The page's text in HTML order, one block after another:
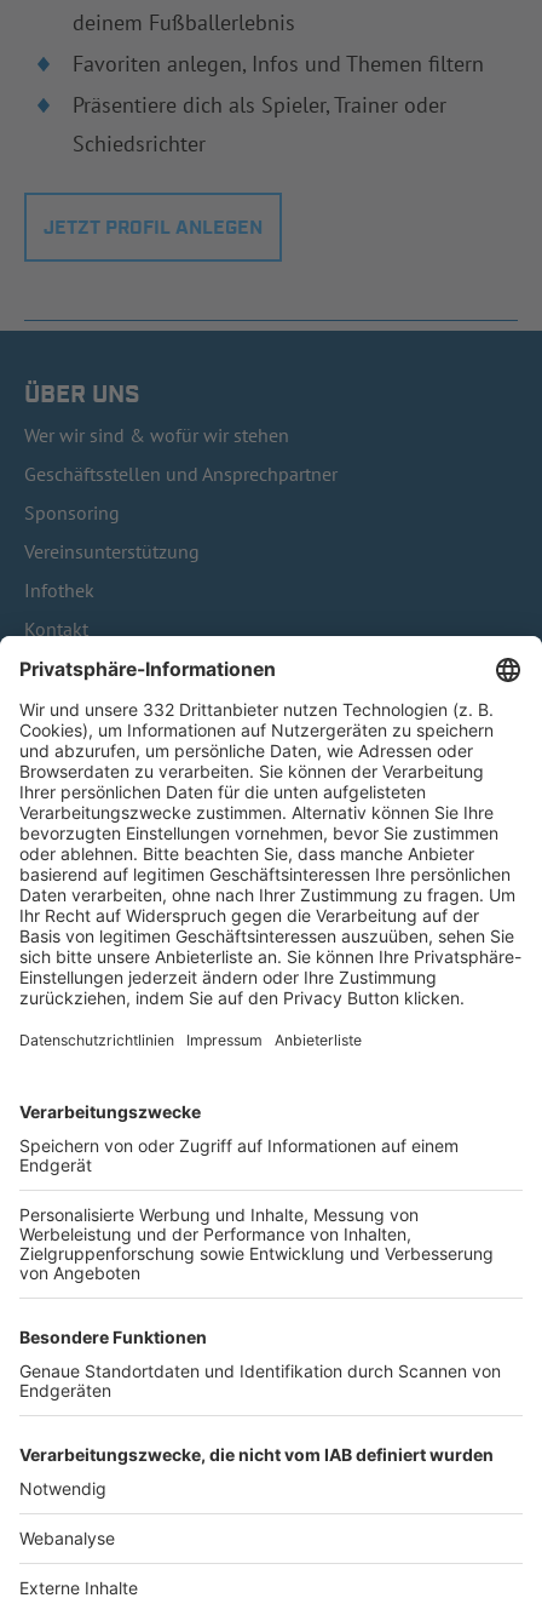
deinem Fußballerlebnis
Favoriten anlegen, Infos und Themen filtern
Präsentiere dich als Spieler, Trainer oder
Schiedsrichter
JETZT PROFIL ANLEGEN
ÜBER UNS
Wer wir sind & wofür wir stehen
Geschäftsstellen und Ansprechpartner
Sponsoring
Vereinsunterstützung
Infothek
Kontakt
HÄUFIG BESUCHTE SEITEN
Pässe und Vereinswechsel
Trainerausbildung
Schulungsangebot Vereinsmitarbeiter
BFV-Geschäftsstellen
Trainerbörse
Login SpielPlus
FOLGE DEM BFV
TOP-VEREINE
TOP-PARTNER
Nutzungsbedingungen Datenschutz Impressum